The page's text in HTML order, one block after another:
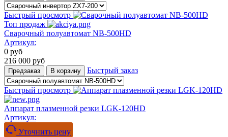
Быстрый просмотр
Топ продаж
Сварочный полуавтомат NB-500HD
Артикул:
0 руб
216 000 руб
Предзаказ В корзину Быстрый заказ
Быстрый просмотр
Аппарат плазменной резки LGK-120HD
Артикул:
Уточнить цену